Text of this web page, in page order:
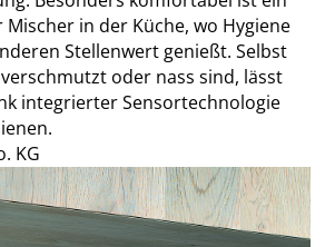
in der Küche, wo Hygiene
Stellenwert genießt. Selbst
oder nass sind, lässt
integrierter Sensortechnologie
KG